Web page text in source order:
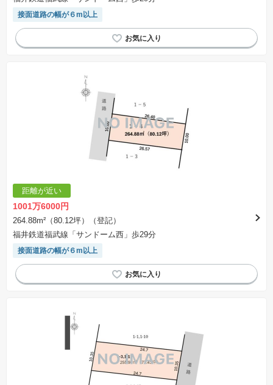
接面道路の幅が６m以上
距離が近い
1001万6000円
264.88m²（80.12坪）（登記）
福井鉄道福武線「サンドーム西」歩29分
接面道路の幅が６m以上